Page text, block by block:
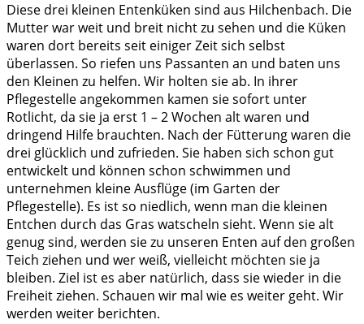
Diese drei kleinen Entenküken sind aus Hilchenbach. Die
Mutter war weit und breit nicht zu sehen und die Küken
waren dort bereits seit einiger Zeit sich selbst
überlassen. So riefen uns Passanten an und baten uns
den Kleinen zu helfen. Wir holten sie ab. In ihrer
Pflegestelle angekommen kamen sie sofort unter
Rotlicht, da sie ja erst 1 – 2 Wochen alt waren und
dringend Hilfe brauchten. Nach der Fütterung waren die
drei glücklich und zufrieden. Sie haben sich schon gut
entwickelt und können schon schwimmen und
unternehmen kleine Ausflüge (im Garten der
Pflegestelle). Es ist so niedlich, wenn man die kleinen
Entchen durch das Gras watscheln sieht. Wenn sie alt
genug sind, werden sie zu unseren Enten auf den großen
Teich ziehen und wer weiß, vielleicht möchten sie ja
bleiben. Ziel ist es aber natürlich, dass sie wieder in die
Freiheit ziehen. Schauen wir mal wie es weiter geht. Wir
werden weiter berichten.